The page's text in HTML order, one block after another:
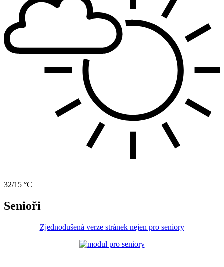
32/15 °C
Senioři
Zjednodušená verze stránek nejen pro seniory